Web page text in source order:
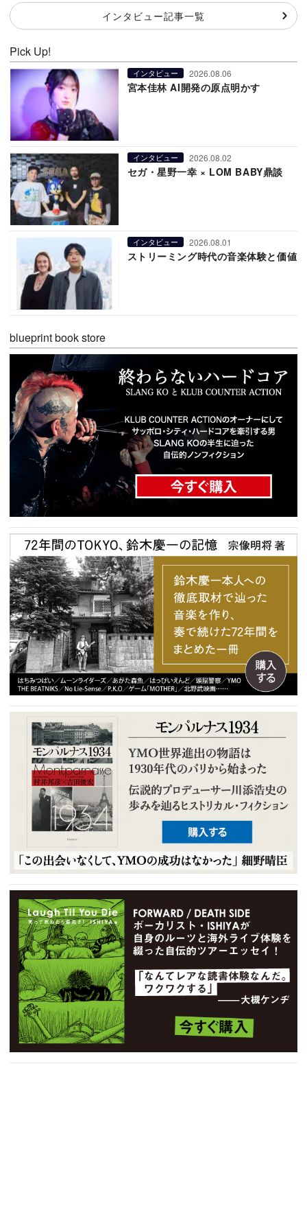
インタビュー記事一覧
Pick Up!
インタビュー 2026.08.06
宮本佳林 AI開発の原点明かす
インタビュー 2026.08.02
セガ・星野一幸 × LOM BABY鼎談
インタビュー 2026.08.01
ストリーミング時代の音楽体験と価値
blueprint book store